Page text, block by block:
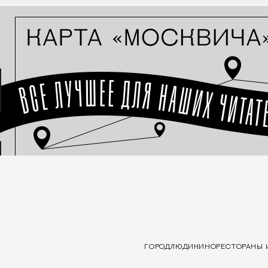
ГОРОДЛЮДИ КИНОРЕСТОРАНЫ